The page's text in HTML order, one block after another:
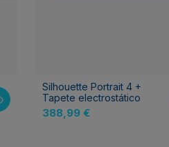
Silhouette Portrait 4 +
Tapete electrostático
388,99 €